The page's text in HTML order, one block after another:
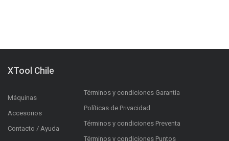
XTool Chile
Máquinas
Accesorios
Contacto / Ayuda
Términos y condiciones Garantia
Políticas de Privacidad
Términos y condiciones Preventa
Términos y condiciones Puntos